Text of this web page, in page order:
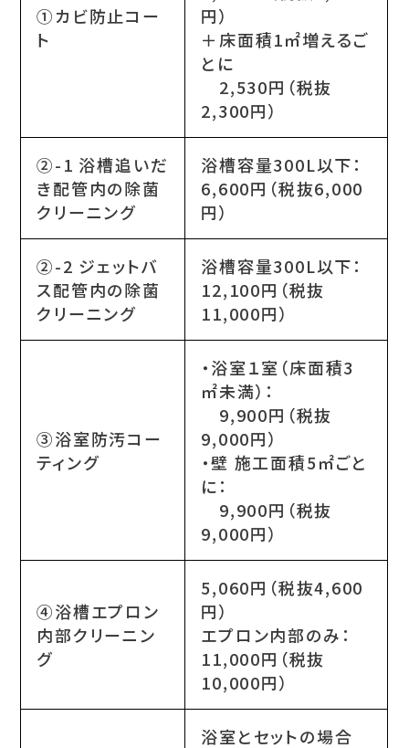
①カビ防止コー
ト
円）
＋床面積1㎡増えるご
とに
2,530円（税抜
2,300円）
②-1 浴槽追いだ
き配管内の除菌
クリーニング
浴槽容量300L以下：
6,600円（税抜6,000
円）
②-2 ジェットバ
ス配管内の除菌
クリーニング
浴槽容量300L以下：
12,100円（税抜
11,000円）
③浴室防汚コー
ティング
・浴室１室（床面積3
㎡未満）：
9,900円（税抜
9,000円）
・壁 施工面積5㎡ごと
に：
9,900円（税抜
9,000円）
④浴槽エプロン
内部クリーニン
グ
5,060円（税抜4,600
円）
エプロン内部のみ：
11,000円（税抜
10,000円）
浴室とセットの場合